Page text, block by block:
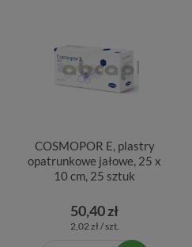
COSMOPOR E, plastry
opatrunkowe jałowe, 25 x
10 cm, 25 sztuk
50,40 zł
2,02 zł / szt.